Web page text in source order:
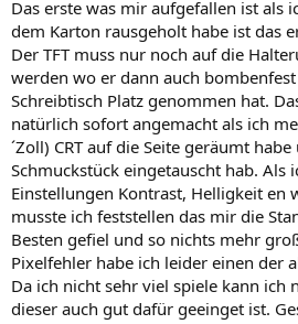
Das erste was mir aufgefallen ist als
dem Karton rausgeholt habe ist das
Der TFT muss nur noch auf die
werden wo er dann auch
Schreibtisch Platz genommen hat.
natürlich sofort angemacht als ich
´Zoll) CRT auf die Seite geräumt
Schmuckstück eingetauscht hab. Als
Einstellungen Kontrast, Helligkeit en
musste ich feststellen das mir die
Besten gefiel und so nichts mehr
Pixelfehler habe ich leider einen der
Da ich nicht sehr viel spiele kann ich
dieser auch gut dafür geeinget ist.